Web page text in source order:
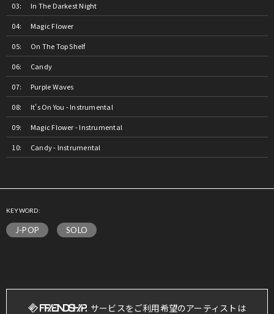
In The Darkest Night
Magic Flower
On The Top Shelf
Candy
Purple Waves
It's On You - Instrumental
Magic Flower - Instrumental
Candy - Instrumental
KEYWORD:
J-POP SOLO
サービスをご利用希望のアーティストは